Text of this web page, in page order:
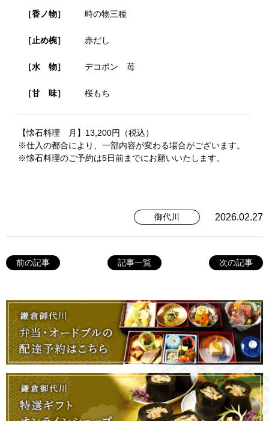
［香ノ物］ 時の物三種
［止め椀］ 赤だし
［水 物］ デコポン 苺
［甘 味］ 桜もち
【懐石料理 月】13,200円（税込）
※仕入の都合により、一部内容が変わる場合がございます。
※懐石料理のご予約は5日前までにお願いいたします。
御代川 2026.02.27
前の記事 記事一覧 次の記事